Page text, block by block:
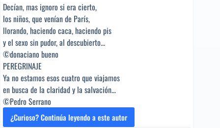
Decían, mas ignoro si era cierto,
los niños, que venían de París,
llorando, haciendo caca, haciendo pis
y el sexo sin pudor, al descubierto...
©donaciano bueno
PEREGRINAJE
Ya no estamos esos cuatro que viajamos
en busca de la claridad y la salvación...
©Pedro Serrano
¿Curioso? Continúa leyendo a este autor
DE